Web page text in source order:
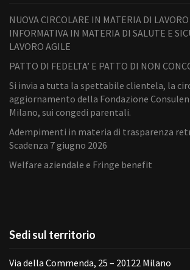
NUOVA CIRCOLARE IN MATERIA DI
INFORMATIVA IN MATERIA DI SALUTE E
LAVORO AGILE
PATTO DI FEDELTA’ E PATTO DI NON
Si invia a tutta la spettabile clientela, la
aggiornamento della Fondazione
Milano, sui congedi parentali.
Adempimenti in materia di trasparenza
Scadenza 7 giugno 2026
Welfare aziendale e Fringe benefit
Sedi sul territorio
Via della Commenda, 25 – 20122 Milano